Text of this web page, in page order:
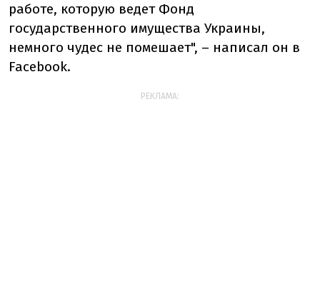
работе, которую ведет Фонд
государственного имущества Украины,
немного чудес не помешает", – написал он в
Facebook.
РЕКЛАМА: